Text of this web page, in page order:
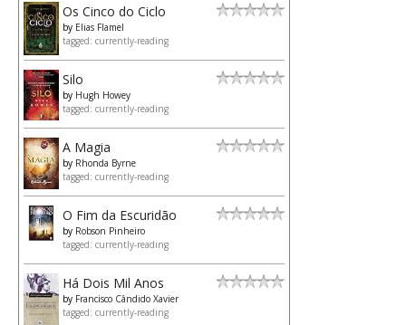
Os Cinco do Ciclo
by Elias Flamel
tagged: currently-reading
Silo
by Hugh Howey
tagged: currently-reading
A Magia
by Rhonda Byrne
tagged: currently-reading
O Fim da Escuridão
by Robson Pinheiro
tagged: currently-reading
Há Dois Mil Anos
by Francisco Cândido Xavier
tagged: currently-reading